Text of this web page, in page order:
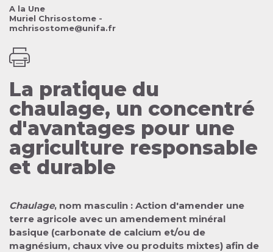
A la Une
Muriel Chrisostome -
mchrisostome@unifa.fr
La pratique du
chaulage, un concentré
d'avantages pour une
agriculture responsable
et durable
Chaulage, nom masculin : Action d'amender une
terre agricole avec un amendement minéral
basique (carbonate de calcium et/ou de
magnésium, chaux vive ou produits mixtes) afin de